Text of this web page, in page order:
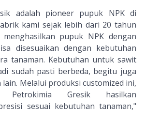
adalah pioneer pupuk NPK di
kami sejak lebih dari 20 tahun
pupuk NPK dengan
disesuaikan dengan kebutuhan
tanaman. Kebutuhan untuk sawit
sudah pasti berbeda, begitu juga
Melalui produksi customized ini,
Gresik hasilkan
sesuai kebutuhan tanaman,"